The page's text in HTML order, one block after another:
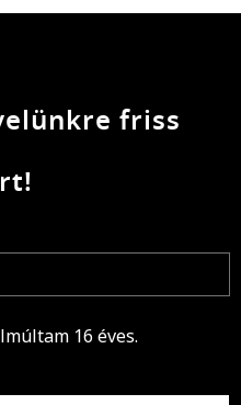
friss
16 éves.